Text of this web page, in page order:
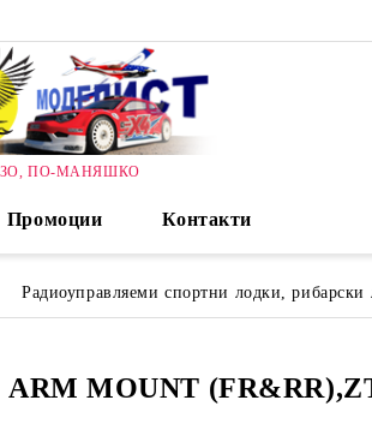
ПО-МАНЯШКО
Промоции Контакти
Радиоуправляеми спортни лодки, рибарски
ARM MOUNT